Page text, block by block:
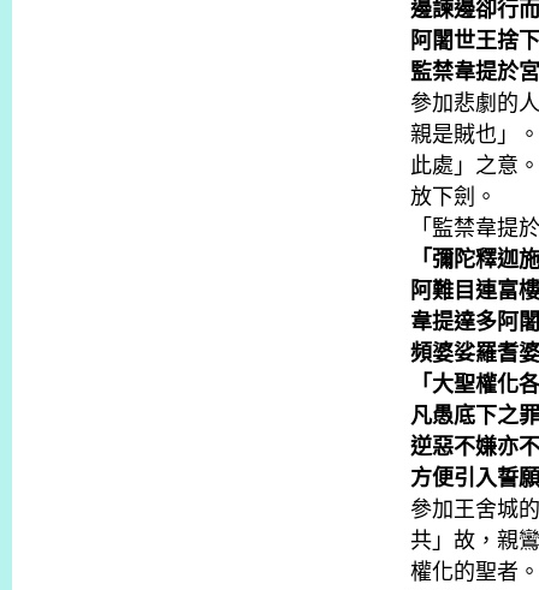
邊諫邊卻行
阿闍世王捨
監禁韋提於
參加悲劇的
親是賊也」
此處」之意
放下劍。
「監禁韋提
「彌陀釋迦
阿難目連富
韋提達多阿
頻婆娑羅耆
「大聖權化
凡愚底下之
逆惡不嫌亦
方便引入誓
參加王舍城
共」故，親
權化的聖者